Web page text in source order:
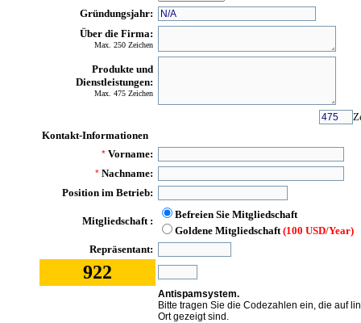
Gründungsjahr:
Über die Firma:
Max. 250 Zeichen
Produkte und
Dienstleistungen:
Max. 475 Zeichen
Kontakt-Informationen
* Vorname:
* Nachname:
Position im Betrieb:
Mitgliedschaft :
Befreien Sie Mitgliedschaft
Goldene Mitgliedschaft(100 USD/Year)
Repräsentant:
922
Antispamsystem.
Bitte tragen Sie die Codezahlen ein, die auf
Ort gezeigt sind.